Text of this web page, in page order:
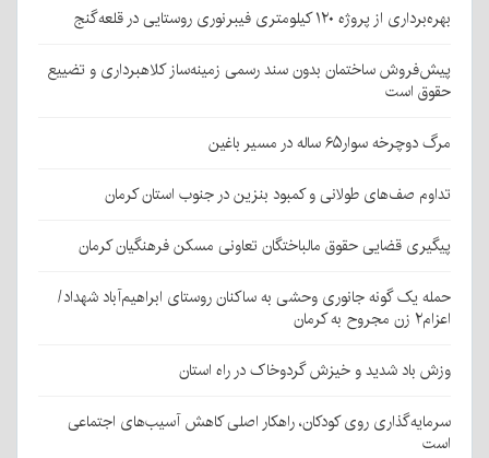
بهره‌برداری از پروژه ۱۲۰ کیلومتری فیبرنوری روستایی در قلعه‌گنج
پیش‌فروش ساختمان بدون سند رسمی زمینه‌ساز کلاهبرداری و تضییع
حقوق است
مرگ دوچرخه سوار۶۵ ساله در مسیر باغین
تداوم صف‌های طولانی و کمبود بنزین در جنوب استان کرمان
پیگیری قضایی حقوق مالباختگان تعاونی مسکن فرهنگیان کرمان
حمله یک گونه جانوری وحشی به ساکنان روستای ابراهیم‌آباد شهداد/
اعزام۲ زن مجروح به کرمان
وزش باد شدید و خیزش گردوخاک در راه استان
سرمایه‌گذاری روی کودکان، راهکار اصلی کاهش آسیب‌های اجتماعی
است